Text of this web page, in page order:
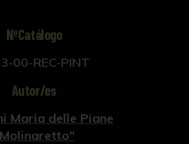
NºCatálogo
00-REC-PINT
Autor/es
Maria delle Piane